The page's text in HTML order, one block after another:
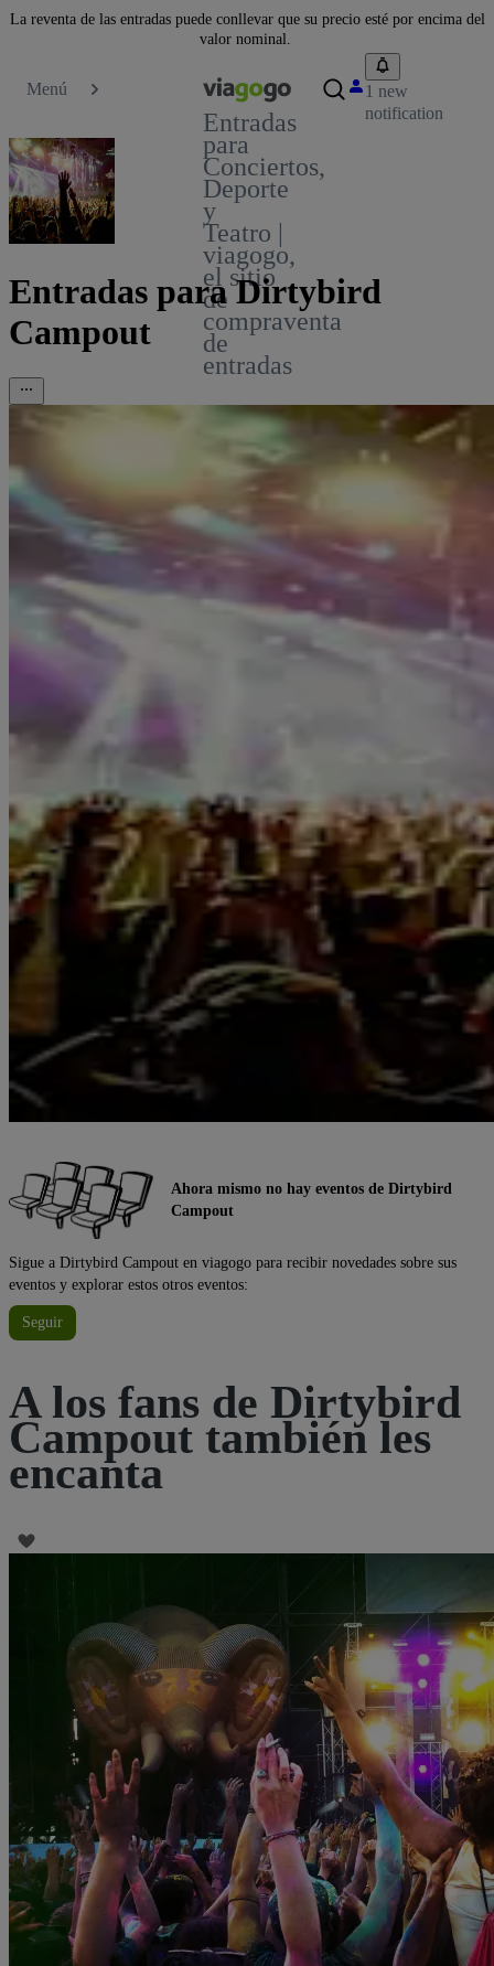
La reventa de las entradas puede conllevar que su precio esté por encima del
valor nominal.
Menú
Entradas
para
Conciertos,
Deporte
y
Teatro |
viagogo,
el sitio
de
compraventa
de
entradas
1 new
notification
Entradas para Dirtybird
Campout
Ahora mismo no hay eventos de Dirtybird
Campout
Sigue a Dirtybird Campout en viagogo para recibir novedades sobre sus
eventos y explorar estos otros eventos:
Seguir
A los fans de Dirtybird
Campout también les
encanta